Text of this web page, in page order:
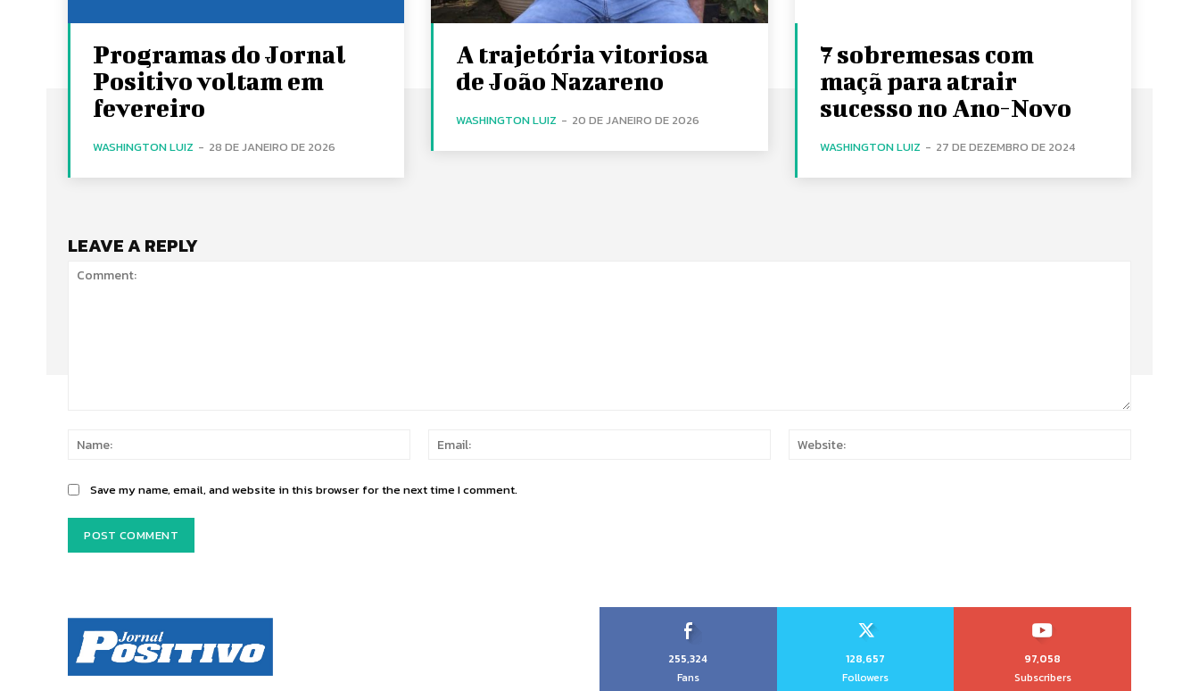
Programas do Jornal
Positivo voltam em
fevereiro
WASHINGTON LUIZ - 28 DE JANEIRO DE 2026
A trajetória vitoriosa
de João Nazareno
WASHINGTON LUIZ - 20 DE JANEIRO DE 2026
7 sobremesas com
maçã para atrair
sucesso no Ano-Novo
WASHINGTON LUIZ - 27 DE DEZEMBRO DE 2024
LEAVE A REPLY
Name:
Email:
Save my name, email, and website in this browser for the next time I comment.
255,324
Fans
128,657
Followers
97,058
Subscribers